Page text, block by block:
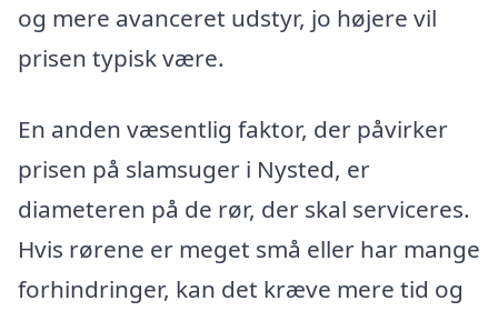
og mere avanceret udstyr, jo højere vil
prisen typisk være.
En anden væsentlig faktor, der påvirker
prisen på slamsuger i Nysted, er
diameteren på de rør, der skal serviceres.
Hvis rørene er meget små eller har mange
forhindringer, kan det kræve mere tid og